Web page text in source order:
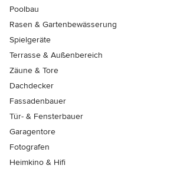
Poolbau
Rasen & Gartenbewässerung
Spielgeräte
Terrasse & Außenbereich
Zäune & Tore
Dachdecker
Fassadenbauer
Tür- & Fensterbauer
Garagentore
Fotografen
Heimkino & Hifi